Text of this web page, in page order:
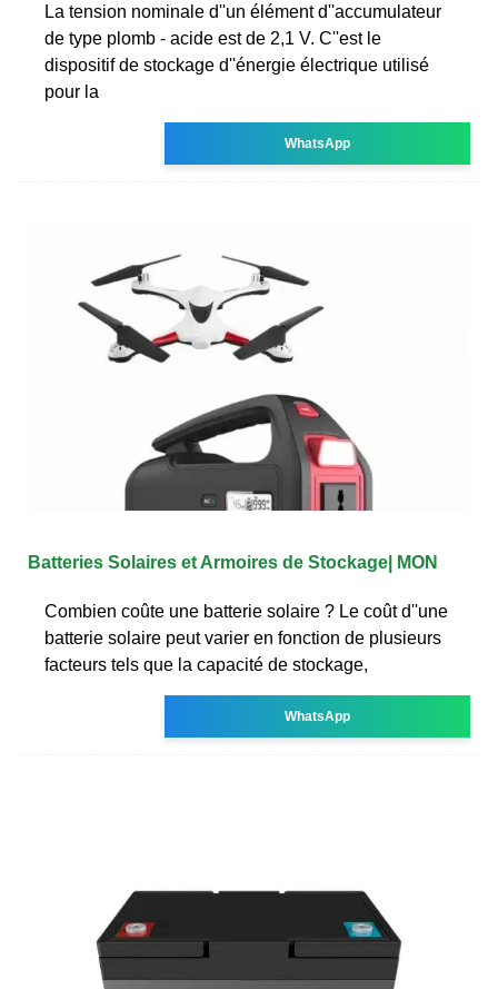
La tension nominale d''un élément d''accumulateur
de type plomb - acide est de 2,1 V. C''est le
dispositif de stockage d''énergie électrique utilisé
pour la
WhatsApp
Batteries Solaires et Armoires de Stockage| MON
Combien coûte une batterie solaire ? Le coût d''une
batterie solaire peut varier en fonction de plusieurs
facteurs tels que la capacité de stockage,
WhatsApp